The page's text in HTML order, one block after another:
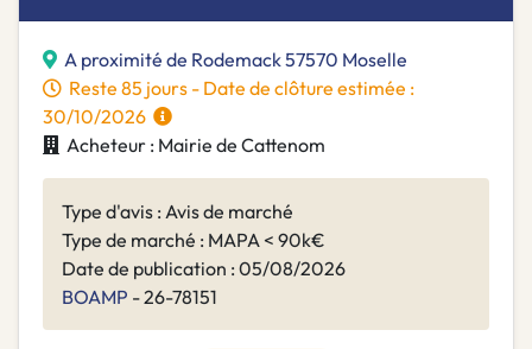
A proximité de Rodemack 57570 Moselle
Reste 85 jours - Date de clôture estimée :
30/10/2026
Acheteur : Mairie de Cattenom
Type d'avis : Avis de marché
Type de marché : MAPA < 90k€
Date de publication : 05/08/2026
BOAMP - 26-78151